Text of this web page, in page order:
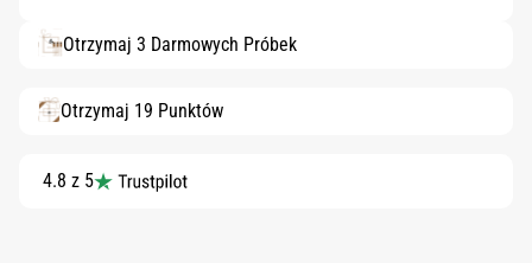
Otrzymaj 3 Darmowych Próbek
Otrzymaj 19 Punktów
4.8 z 5